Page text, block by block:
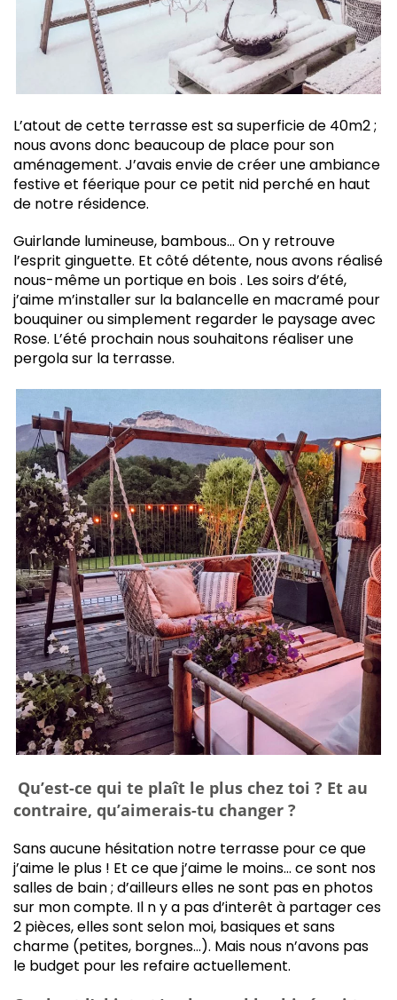
L’atout de cette terrasse est sa superficie de 40m2 ;
nous avons donc beaucoup de place pour son
aménagement. J’avais envie de créer une ambiance
festive et féerique pour ce petit nid perché en haut
de notre résidence.
Guirlande lumineuse, bambous… On y retrouve
l’esprit ginguette. Et côté détente, nous avons réalisé
nous-même un portique en bois . Les soirs d’été,
j’aime m’installer sur la balancelle en macramé pour
bouquiner ou simplement regarder le paysage avec
Rose. L’été prochain nous souhaitons réaliser une
pergola sur la terrasse.
Qu’est-ce qui te plaît le plus chez toi ? Et au
contraire, qu’aimerais-tu changer ?
Sans aucune hésitation notre terrasse pour ce que
j’aime le plus ! Et ce que j’aime le moins… ce sont nos
salles de bain ; d’ailleurs elles ne sont pas en photos
sur mon compte. Il n y a pas d’interêt à partager ces
2 pièces, elles sont selon moi, basiques et sans
charme (petites, borgnes…). Mais nous n’avons pas
le budget pour les refaire actuellement.